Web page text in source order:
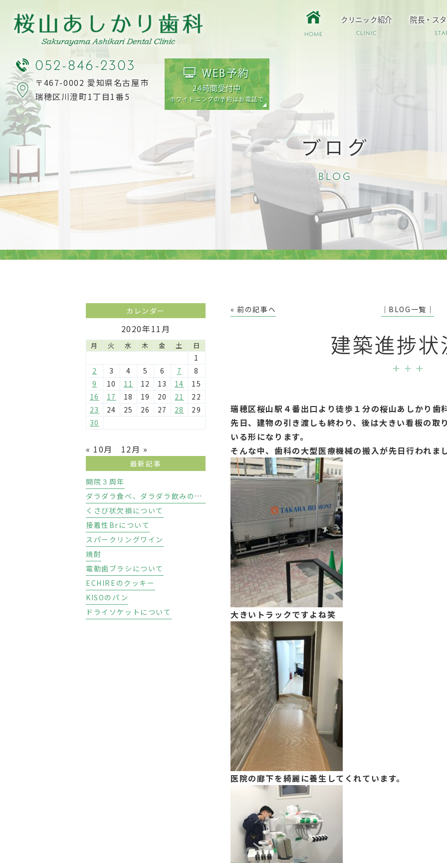
052-846-2303
〒467-0002 愛知県名古屋市
瑞穂区川澄町1丁目1番5
WEB予約
24時間受付中
ホワイトニングの予約はお電話で
HOME
クリニック紹介
CLINIC
院長・ス
ブログ
BLOG
« 前の記事へ │BLOG一覧│
建築進捗状
瑞穂区桜山駅４番出口より徒歩１分の桜山あしかり歯
先日、建物の引き渡しも終わり、後は大きい看板の取
いる形になります。
そんな中、歯科の大型医療機械の搬入が先日行われま
大きいトラックですよね笑
医院の廊下を綺麗に養生してくれています。
カレンダー
2020年11月
月 火 水 木 金 土 日
1
2
3 4 5 6 7
8
9
10 11 12 13 14
15
16
17 18 19 20 21
22
23
24 25 26 27 28
29
30
« 10月 12月 »
最新記事
開院３周年
ダラダラ食べ、ダラダラ飲みのリスク
くさび状欠損について
接着性Brについて
スパークリングワイン
焼酎
電動歯ブラシについて
ECHIREのクッキー
KISOのパン
ドライソケットについて